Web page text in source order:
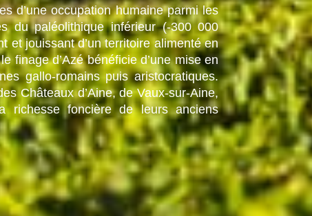
d’une occupation humaine parmi les
du paléolithique inférieur (-300 000
et jouissant d’un territoire alimenté en
finage d’Azé bénéficie d’une mise en
gallo-romains puis aristocratiques.
Châteaux d’Aine, de Vaux-sur-Aine,
richesse foncière de leurs anciens